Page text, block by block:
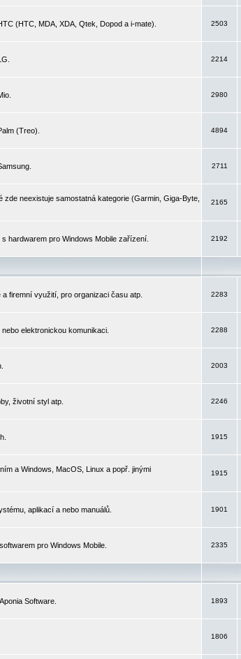
(HTC, MDA, XDA, Qtek, Dopod a i-mate).
2503
2214
2980
(Treo).
4894
2711
neexistuje samostatná kategorie (Garmin, Giga-Byte,
2165
hardwarem pro Windows Mobile zařízení.
2192
firemní využití, pro organizaci času atp.
2283
elektronickou komunikaci.
2288
2003
životní styl atp.
2246
1915
a Windows, MacOS, Linux a popř. jinými
1915
aplikací a nebo manuálů.
1901
pro Windows Mobile.
2335
Software.
1893
1806